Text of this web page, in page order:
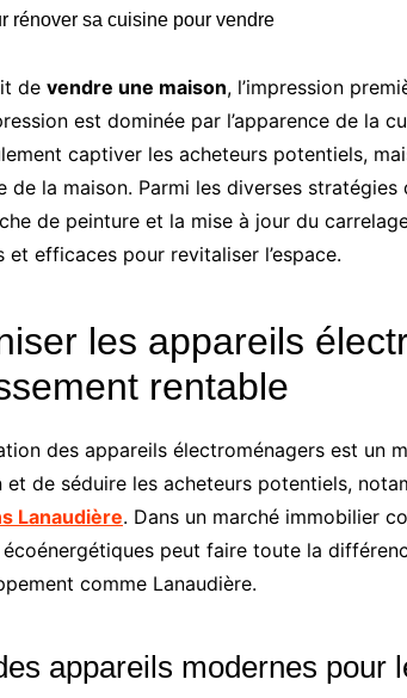
de vendre une maison, l’impression
est dominée par l’apparence de la
captiver les acheteurs potentiels,
de la maison. Parmi les diverses stratégies
de peinture et la mise à jour du
et efficaces pour revitaliser l’espace.
les appareils
rentable
des appareils électroménagers est un
de séduire les acheteurs potentiels,
Lanaudière. Dans un marché immobilier
peut faire toute la
comme Lanaudière.
appareils modernes pour